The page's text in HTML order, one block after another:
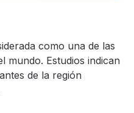
como una de las
mundo. Estudios indican
de la región